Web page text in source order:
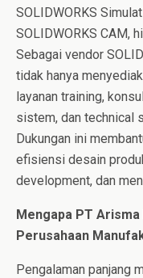
SOLIDWORKS
SOLIDWORKS CAM,
Sebagai vendor
tidak hanya
layanan training,
sistem, dan technical
Dukungan ini
efisiensi desain
development, dan
Mengapa PT
Perusahaan
Pengalaman panjang